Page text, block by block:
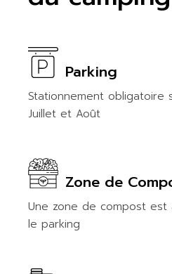
Parking
Stationnement obligatoire
Juillet et Août
Zone de
Une zone de compost est
le parking